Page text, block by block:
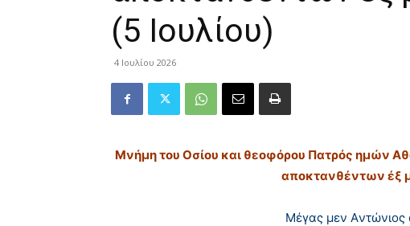
(5 Ιουλίου)
4 Ιουλίου 2026
Μνήμη του Oσίου και θεοφόρου Πατρός ημών
αποκτανθέντων έξ
Mέγας μεν